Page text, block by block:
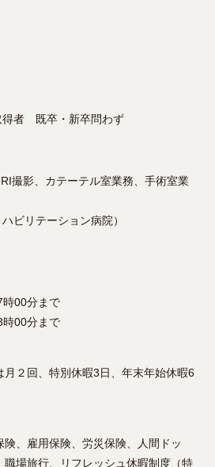
得者 既卒・新卒問わず
撮影、カテーテル室業務、手術室業
ビリテーション病院）
00分まで
00分まで
月２回、特別休暇3日、年末年始休暇6
、雇用保険、労災保険、人間ドッ
職場旅行、リフレッシュ休暇制度（特